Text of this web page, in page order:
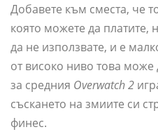
Добавете към сместа, че
която можете да платите,
да не използвате, и е
от високо ниво това
за средния Overwatch 2
съскането на змиите си
финес.